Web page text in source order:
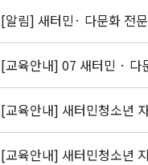
[알림] 새터민· 다문화 전
[교육안내] 07 새터민 · 다
[교육안내] 새터민청소년
[교육안내] 새터민청소년